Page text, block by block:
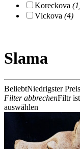
Koreckova
Vlckova (4)
Slama
BeliebtNiedrigster Preis
Filter abbrechenFiltr
auswählen